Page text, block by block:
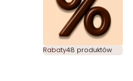
Rabaty48 produktów